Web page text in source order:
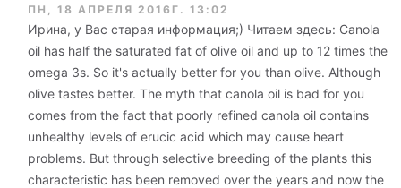
ПН, 18 АПРЕЛЯ 2016Г. 13:02
Ирина, у Вас старая информация;) Читаем здесь: Canola
oil has half the saturated fat of olive oil and up to 12 times the
omega 3s. So it's actually better for you than olive. Although
olive tastes better. The myth that canola oil is bad for you
comes from the fact that poorly refined canola oil contains
unhealthy levels of erucic acid which may cause heart
problems. But through selective breeding of the plants this
characteristic has been removed over the years and now the